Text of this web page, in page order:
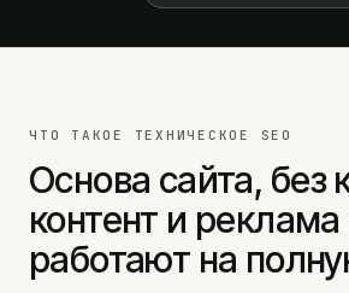
E-commerce
Социальные сети
Реклама в Meta
Реклама в TikTok
Реклама в LinkedIn
SMM-услуги
Реклама в Facebook
ЧТО ТАКОЕ ТЕХНИЧЕСКОЕ SEO
Основа сайта, без
контент и реклама
работают на